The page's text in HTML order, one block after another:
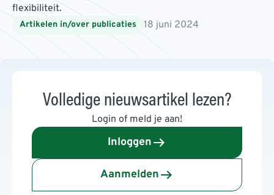
flexibiliteit.
Artikelen in/over publicaties 18 juni 2024
Volledige nieuwsartikel lezen?
Login of meld je aan!
Inloggen
Aanmelden